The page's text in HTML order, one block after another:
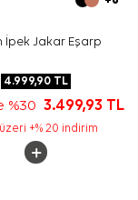
İpek Jakar Eşarp
4.999,90 TL
%30 3.499,93 TL
+% 20 indirim